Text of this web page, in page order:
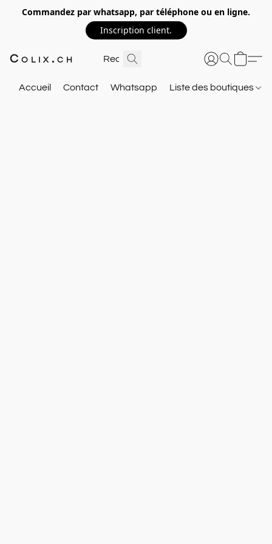
Commandez par whatsapp, par téléphone ou en ligne.
Inscription client.
Colix.ch
Accueil Contact Whatsapp Liste des boutiques